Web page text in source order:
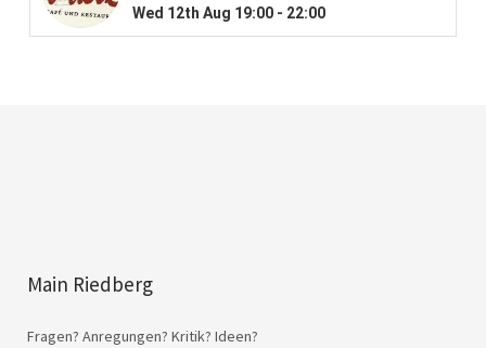
Main Riedberg
Fragen? Anregungen? Kritik? Ideen?